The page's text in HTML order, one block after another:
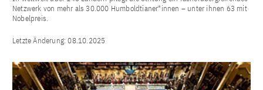
Netzwerk von mehr als 30.000 Humboldtianer*innen – unter ihnen 63 mit
Nobelpreis.
Letzte Änderung:08.10.2025